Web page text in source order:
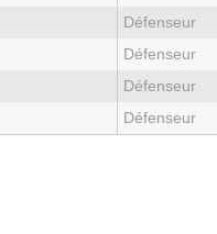
Défenseur
Défenseur
Défenseur
Défenseur